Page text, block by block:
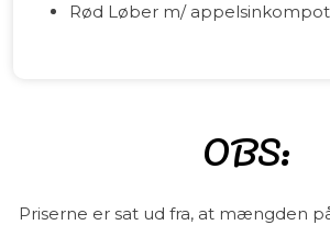
Rød Løber m/ appelsinkompot
OBS:
Priserne er sat ud fra, at mængden